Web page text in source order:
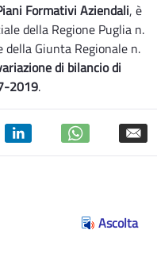
Formativi Aziendali, è
della Regione Puglia n.
Giunta Regionale n.
di bilancio di
2019.
Ascolta